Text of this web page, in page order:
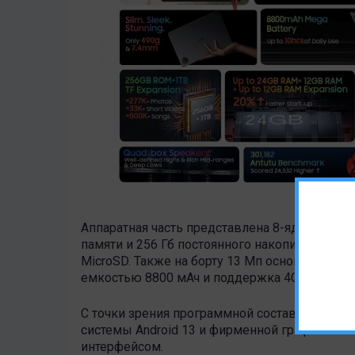
Аппаратная часть представлена 8-ядерным
памяти и 256 Гб постоянного накопителя с
MicroSD. Также на борту 13 Мп основная и
емкостью 8800 мАч и поддержка 4G связи и
С точки зрения программной составляющей
системы Android 13 и фирменной
интерфейсом.